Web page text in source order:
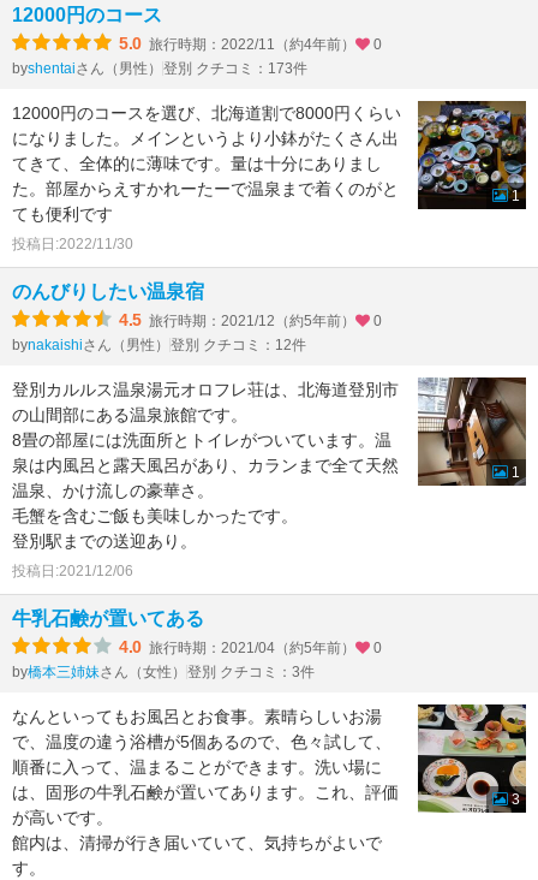
12000円のコース
5.0 旅行時期：2022/11（約4年前）
0
byshentaiさん（男性） 登別 クチコミ：173件
12000円のコースを選び、北海道割で8000円くらい
になりました。メインというより小鉢がたくさん出
てきて、全体的に薄味です。量は十分にありまし
た。部屋からえすかれーたーで温泉まで着くのがと
ても便利です
投稿日:2022/11/30
1
のんびりしたい温泉宿
4.5 旅行時期：2021/12（約5年前）
0
bynakaishiさん（男性） 登別 クチコミ：12件
登別カルルス温泉湯元オロフレ荘は、北海道登別市
の山間部にある温泉旅館です。
8畳の部屋には洗面所とトイレがついています。温
泉は内風呂と露天風呂があり、カランまで全て天然
温泉、かけ流しの豪華さ。
毛蟹を含むご飯も美味しかったです。
登別駅までの送迎あり。
投稿日:2021/12/06
1
牛乳石鹸が置いてある
4.0 旅行時期：2021/04（約5年前）
0
by橋本三姉妹さん（女性） 登別 クチコミ：3件
なんといってもお風呂とお食事。素晴らしいお湯
で、温度の違う浴槽が5個あるので、色々試して、
順番に入って、温まることができます。洗い場に
は、固形の牛乳石鹸が置いてあります。これ、評価
が高いです。
館内は、清掃が行き届いていて、気持ちがよいで
す。
3